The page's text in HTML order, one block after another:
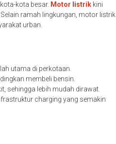
kota besar. Motor listrik kini
ramah lingkungan, motor listrik
urban.
utama di perkotaan.
membeli bensin.
sehingga lebih mudah dirawat.
charging yang semakin